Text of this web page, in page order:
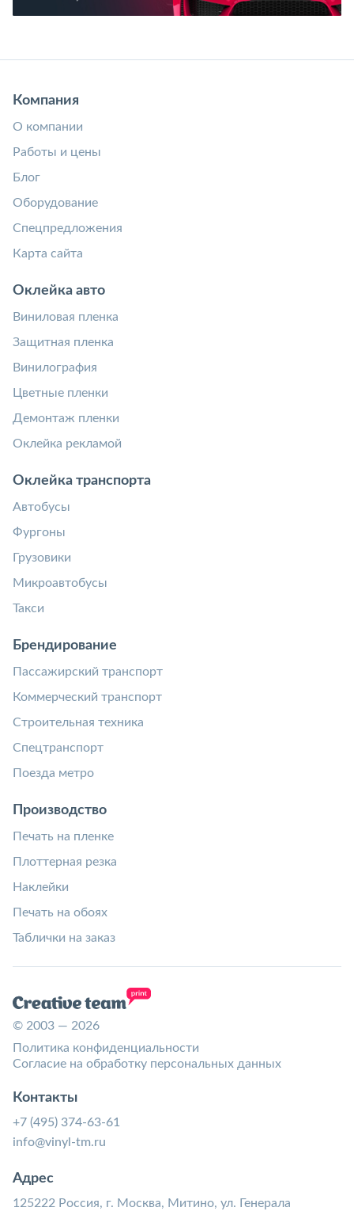
Компания
О компании
Работы и цены
Блог
Оборудование
Спецпредложения
Карта сайта
Оклейка авто
Виниловая пленка
Защитная пленка
Винилография
Цветные пленки
Демонтаж пленки
Оклейка рекламой
Оклейка транспорта
Автобусы
Фургоны
Грузовики
Микроавтобусы
Такси
Брендирование
Пассажирский транспорт
Коммерческий транспорт
Строительная техника
Спецтранспорт
Поезда метро
Производство
Печать на пленке
Плоттерная резка
Наклейки
Печать на обоях
Таблички на заказ
© 2003 — 2026
Политика конфиденциальности
Согласие на обработку персональных данных
Контакты
+7 (495) 374-63-61
info@vinyl-tm.ru
Адрес
125222 Россия, г. Москва, Митино, ул. Генерала